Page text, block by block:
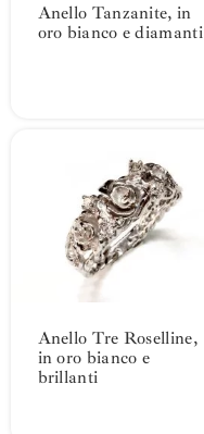
Anello Tanzanite, in
oro bianco e diamanti
Anello Tre Roselline,
in oro bianco e
brillanti